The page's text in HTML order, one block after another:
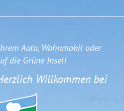
Auto, Wohnmobil oder
die Grüne Insel!
Willkommen bei